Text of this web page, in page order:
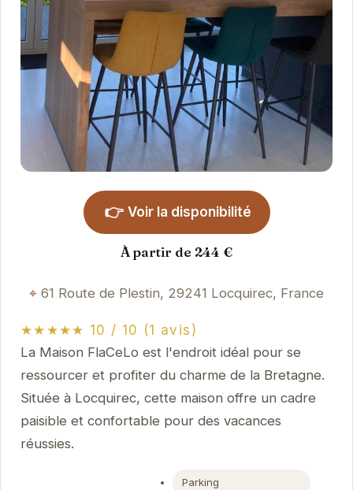
👉 Voir la disponibilité
À partir de 244 €
61 Route de Plestin, 29241 Locquirec, France
★★★★★ 10 / 10 (1 avis)
La Maison FlaCeLo est l'endroit idéal pour se
ressourcer et profiter du charme de la Bretagne.
Située à Locquirec, cette maison offre un cadre
paisible et confortable pour des vacances
réussies.
Parking